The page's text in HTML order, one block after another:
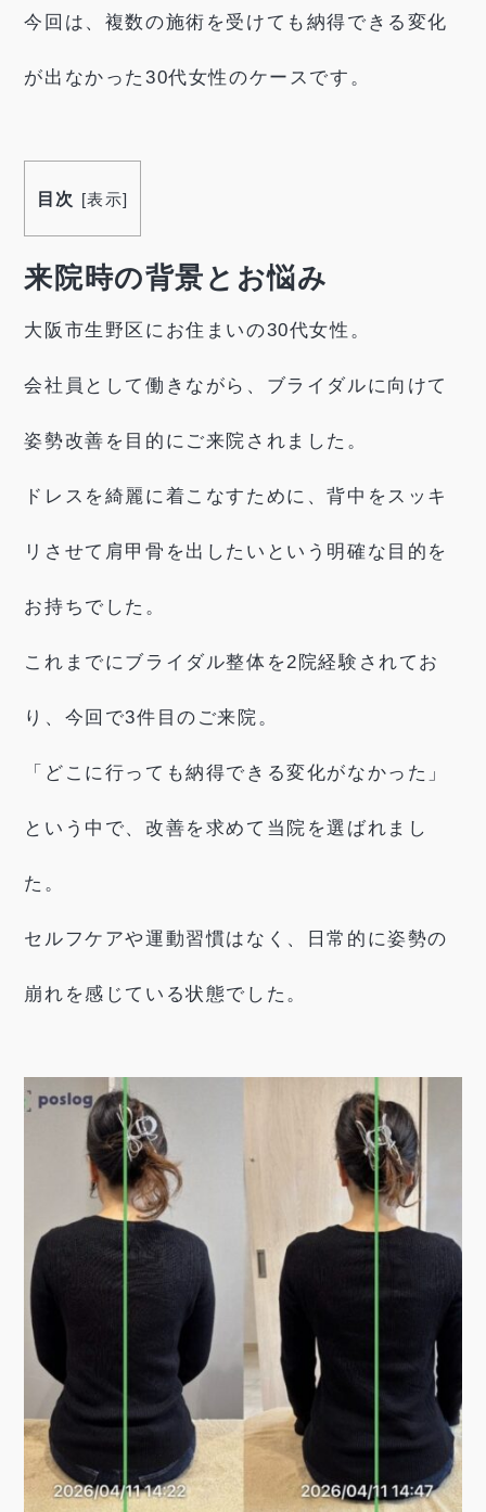
今回は、複数の施術を受けても納得できる変化
が出なかった30代女性のケースです。
目次 [表示]
来院時の背景とお悩み
大阪市生野区にお住まいの30代女性。
会社員として働きながら、ブライダルに向けて
姿勢改善を目的にご来院されました。
ドレスを綺麗に着こなすために、背中をスッキ
リさせて肩甲骨を出したいという明確な目的を
お持ちでした。
これまでにブライダル整体を2院経験されてお
り、今回で3件目のご来院。
「どこに行っても納得できる変化がなかった」
という中で、改善を求めて当院を選ばれまし
た。
セルフケアや運動習慣はなく、日常的に姿勢の
崩れを感じている状態でした。